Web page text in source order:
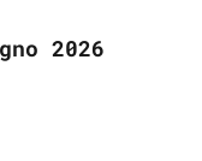
2026